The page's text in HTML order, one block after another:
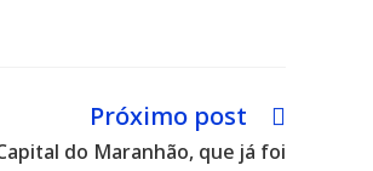
Próximo post
do Maranhão, que já foi